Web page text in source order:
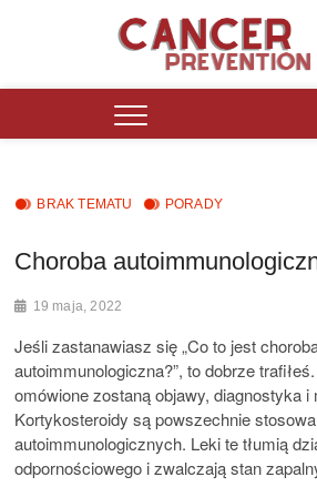
Cancer
PORTAL INFORMACYJNY DZIAŁAJĄCY
ZMAGAJĄCYCH SIĘ Z
BRAK TEMATU PORADY
Choroba
19 maja, 2022
Jeśli zastanawiasz się „Co to jest
autoimmunologiczna?”, to dobrze
omówione zostaną objawy, diagnostyka
Kortykosteroidy są powszechnie
autoimmunologicznych. Leki te tłumią
odpornościowego i zwalczają stan